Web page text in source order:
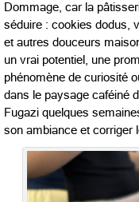
Dommage, car la
séduire : cookies dodus,
et autres douceurs
un vrai potentiel, une
phénomène de curiosité
dans le paysage caféiné
Fugazi quelques
son ambiance et corriger